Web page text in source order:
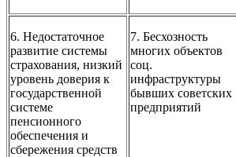
6. Недостаточное
развитие системы
страхования, низкий
уровень доверия к
государственной
системе
пенсионного
обеспечения и
сбережения средств
7. Бесхозность
многих объектов
соц.
инфраструктуры
бывших советских
предприятий